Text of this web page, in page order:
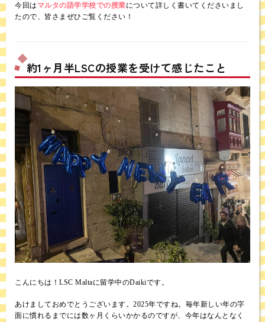
今回は マルタの語学学校での授業について詳しく書いてくださいまし
たので、皆さまぜひご覧ください！
約1ヶ月半LSCの授業を受けて感じたこと
こんにちは！LSC Maltaに留学中のDaikiです。
あけましておめでとうございます。2025年ですね。毎年新しい年の字
面に慣れるまでには数ヶ月くらいかかるのですが、今年はなんとなく